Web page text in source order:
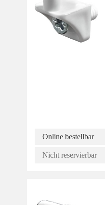
Online bestellbar
Nicht reservierbar